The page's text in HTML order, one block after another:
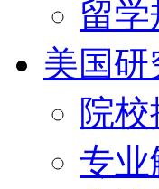
留学
美国研
院校
专业